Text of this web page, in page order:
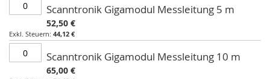
Scanntronik Gigamodul Messleitung 5 m
52,50 €
44,12 €
Scanntronik Gigamodul Messleitung 10 m
65,00 €